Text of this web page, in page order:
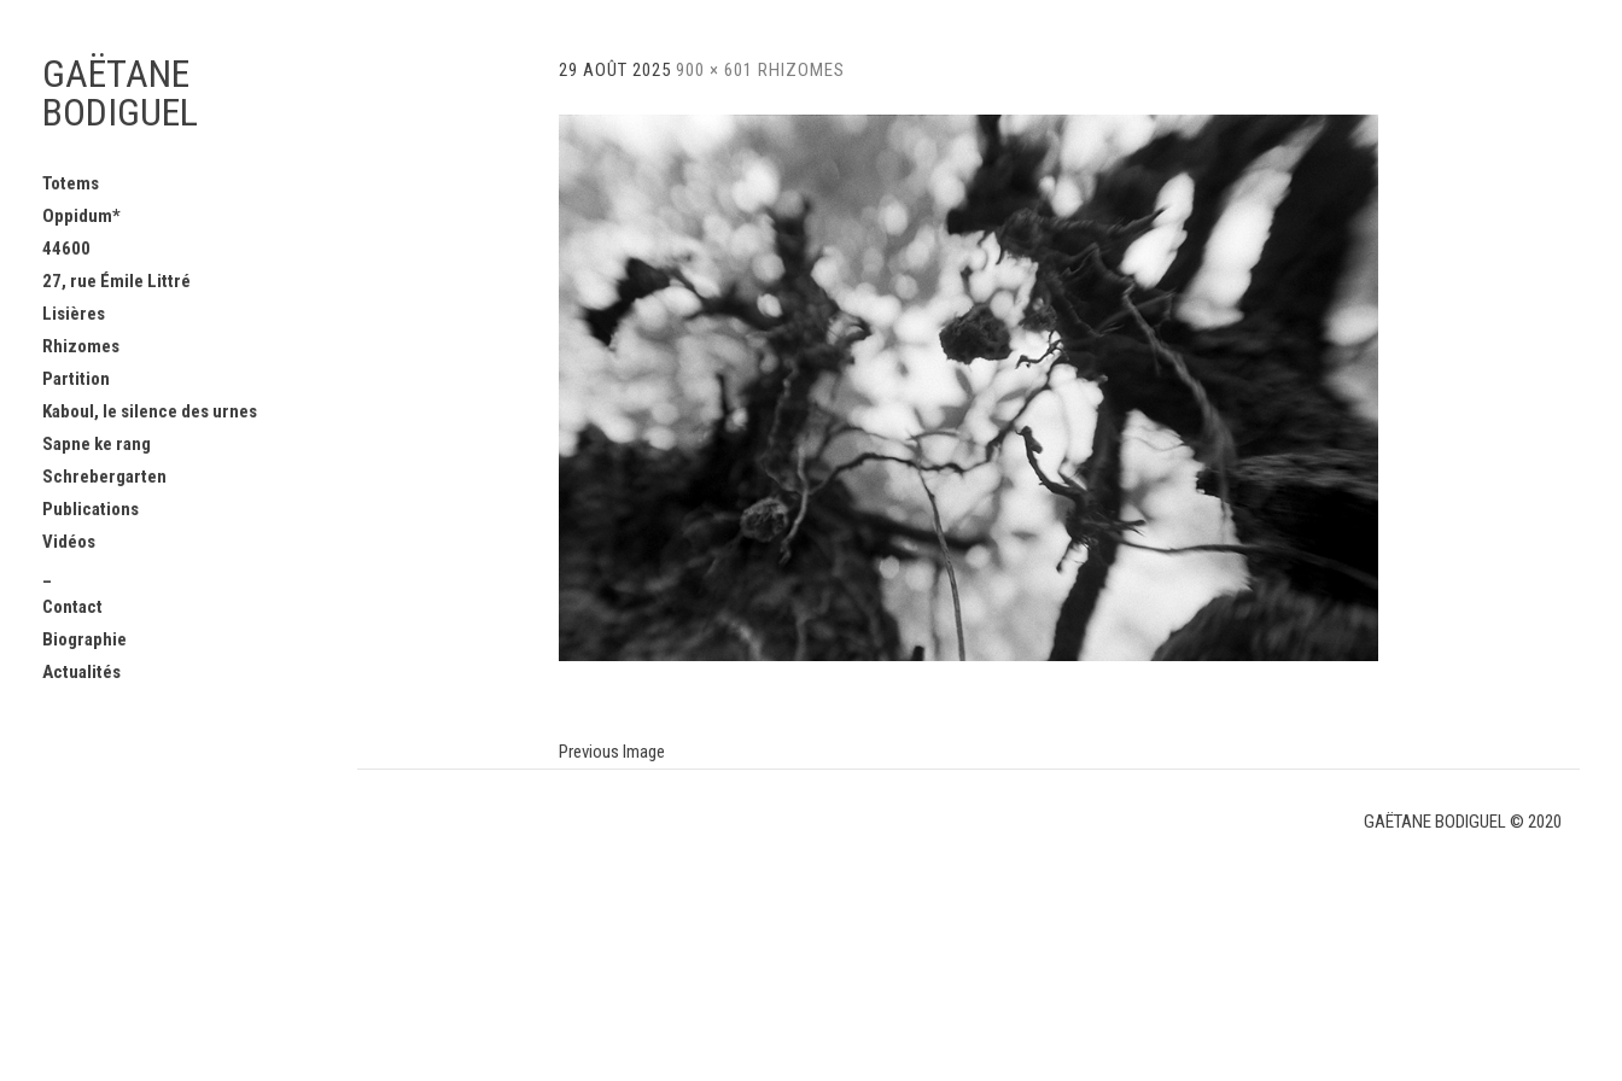
GAËTANE
BODIGUEL
Skip
to
content
Totems
Oppidum*
44600
27, rue Émile Littré
Lisières
Rhizomes
Partition
Kaboul, le silence des urnes
Sapne ke rang
Schrebergarten
Publications
Vidéos
Contact
Biographie
Actualités
29 AOÛT 2025 900 × 601 RHIZOMES
Previous Image
GAËTANE BODIGUEL © 2020